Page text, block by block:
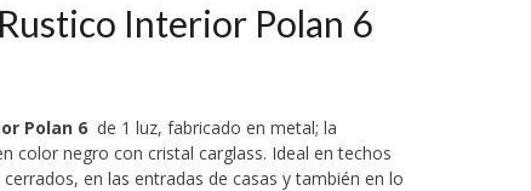
Interior Polan 6
Polan 6 de 1 luz, fabricado en metal; la
color negro con cristal carglass. Ideal en techos
en las entradas de casas y también en lo